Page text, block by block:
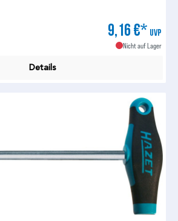
9,16 €* UVP
Nicht auf Lager
Details